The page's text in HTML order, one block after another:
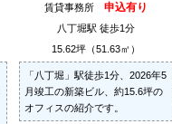
賃貸事務所 申込有り
八丁堀駅 徒歩1分
15.62坪（51.63㎡）
「八丁堀」駅徒歩1分、2026年5
月竣工の新築ビル、約15.6坪の
オフィスの紹介です。